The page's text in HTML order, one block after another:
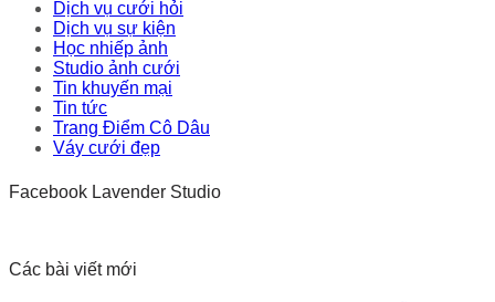
Dịch vụ cưới hỏi
Dịch vụ sự kiện
Học nhiếp ảnh
Studio ảnh cưới
Tin khuyến mại
Tin tức
Trang Điểm Cô Dâu
Váy cưới đẹp
Facebook Lavender Studio
Các bài viết mới